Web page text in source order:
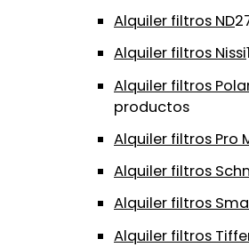
Alquiler filtros ND
Alquiler filtros Nissi1
Alquiler filtros
productos
Alquiler filtros Pro
Alquiler filtros
Alquiler filtros
Alquiler filtros